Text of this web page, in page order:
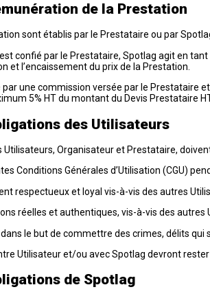
de la Prestation
sont établis par le Prestataire ou par
confié par le Prestataire, Spotlag agit en
et l’encaissement du prix de la Prestation.
une commission versée par le Prestataire
5% HT du montant du Devis Prestataire
des Utilisateurs
Utilisateurs, Organisateur et Prestataire,
Conditions Générales d’Utilisation (CGU)
respectueux et loyal vis-à-vis des autres
réelles et authentiques, vis-à-vis des
le but de commettre des crimes, délits qui
Utilisateur et/ou avec Spotlag devront
de Spotlag